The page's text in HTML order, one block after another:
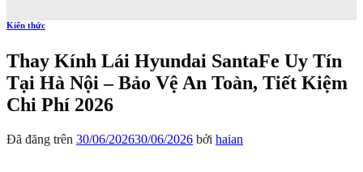
Kiến thức
Thay Kính Lái Hyundai SantaFe Uy Tín
Tại Hà Nội – Bảo Vệ An Toàn, Tiết Kiệm
Chi Phí 2026
Đã đăng trên 30/06/202630/06/2026 bởi haian